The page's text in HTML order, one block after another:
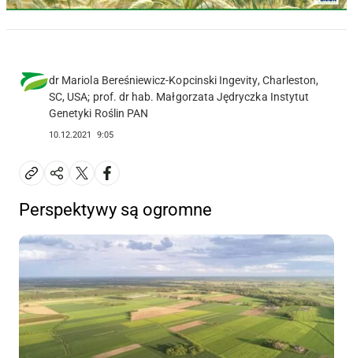
dr Mariola Bereśniewicz-Kopcinski Ingevity, Charleston,
SC, USA; prof. dr hab. Małgorzata Jędryczka Instytut
Genetyki Roślin PAN
10.12.2021 9:05
Perspektywy są ogromne